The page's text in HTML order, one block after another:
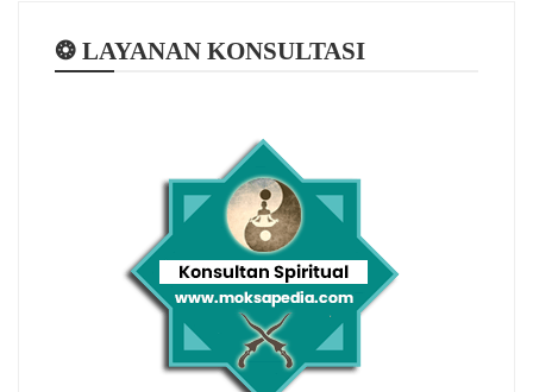
❂ LAYANAN KONSULTASI